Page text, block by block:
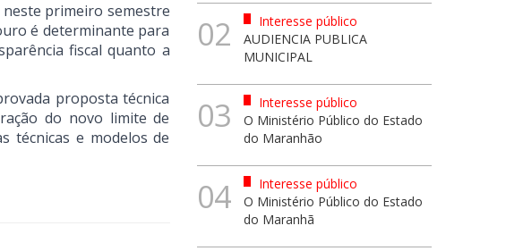
neste primeiro semestre
é determinante para
fiscal quanto a
proposta técnica
do novo limite de
técnicas e modelos de
02
Interesse público
AUDIENCIA PUBLICA
MUNICIPAL
03
Interesse público
O Ministério Público do Estado
do Maranhão
04
Interesse público
O Ministério Público do Estado
do Maranhã